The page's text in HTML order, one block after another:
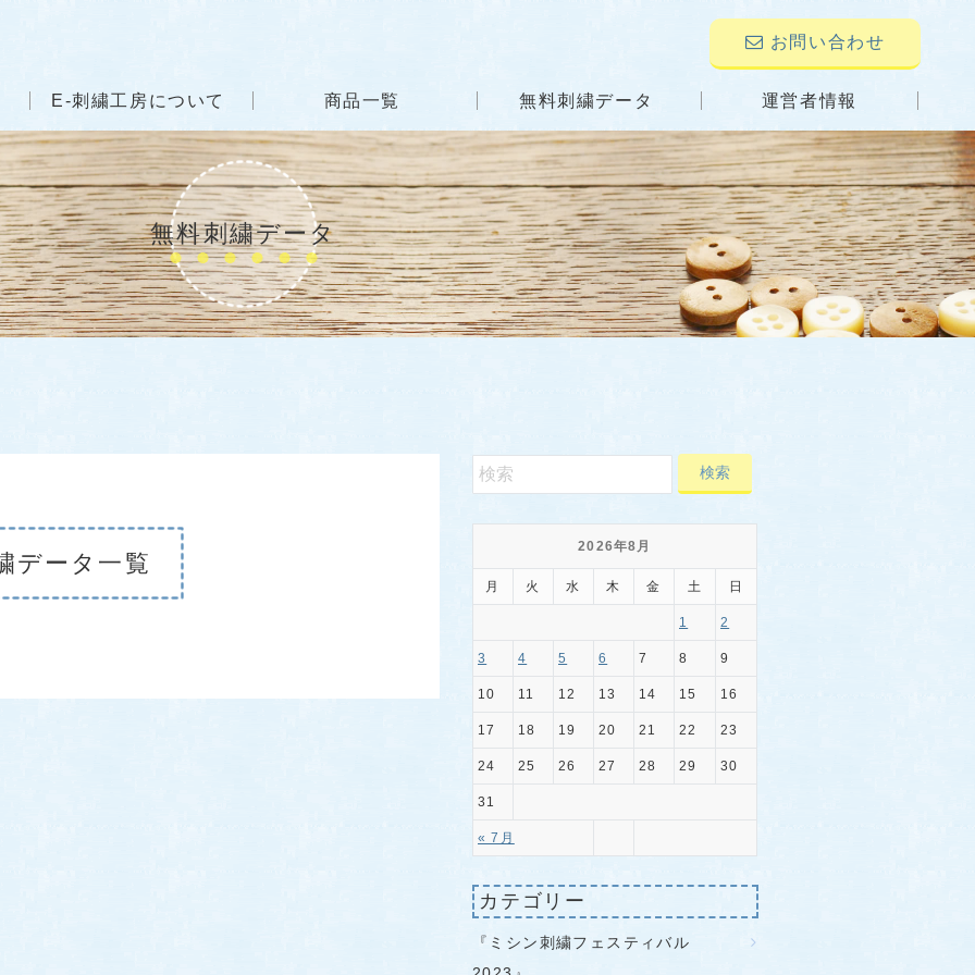
お問い合わせ
E-刺繍工房について 商品一覧 無料刺繍データ 運営者情報
無料刺繍データ
データ一覧
2026年8月
月 火 水 木 金 土 日
« 7月
1 2
3 4 5 6 7 8 9
10 11 12 13 14 15 16
17 18 19 20 21 22 23
24 25 26 27 28 29 30
31
カテゴリー
『ミシン刺繍フェスティバル